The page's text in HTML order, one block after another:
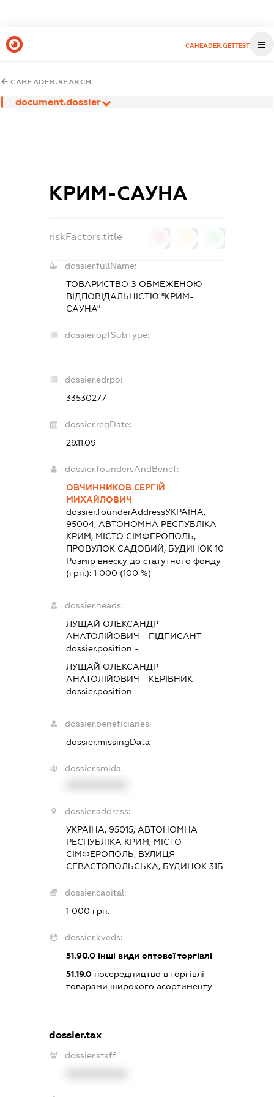
CAHEADER.GETTEST
CAHEADER.SEARCH
document.dossier
КРИМ-САУНА
riskFactors.title
dossier.fullName:
ТОВАРИСТВО З ОБМЕЖЕНОЮ
ВІДПОВІДАЛЬНІСТЮ "КРИМ-
САУНА"
dossier.opfSubType:
-
dossier.edrpo:
33530277
dossier.regDate:
29.11.09
dossier.foundersAndBenef:
ОВЧИННИКОВ СЕРГІЙ
МИХАЙЛОВИЧ
dossier.founderAddressУКРАЇНА,
95004, АВТОНОМНА РЕСПУБЛІКА
КРИМ, МІСТО СІМФЕРОПОЛЬ,
ПРОВУЛОК САДОВИЙ, БУДИНОК 10
Розмір внеску до статутного фонду
(грн.):1 000 (100 %)
dossier.heads:
ЛУЩАЙ ОЛЕКСАНДР
АНАТОЛІЙОВИЧ - ПІДПИСАНТ
dossier.position -
ЛУЩАЙ ОЛЕКСАНДР
АНАТОЛІЙОВИЧ - КЕРІВНИК
dossier.position -
dossier.beneficiaries:
dossier.missingData
dossier.smida:
dossier.address:
УКРАЇНА, 95015, АВТОНОМНА
РЕСПУБЛІКА КРИМ, МІСТО
СІМФЕРОПОЛЬ, ВУЛИЦЯ
СЕВАСТОПОЛЬСЬКА, БУДИНОК 31Б
dossier.capital:
1 000 грн.
dossier.kveds:
51.90.0 інші види оптової торгівлі
51.19.0 посередництво в торгівлі
товарами широкого асортименту
dossier.tax
dossier.staff